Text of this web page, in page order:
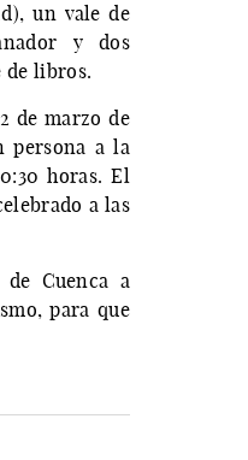
un vale de
y dos
de libros.
de marzo de
persona a la
horas. El
a las
Cuenca a
para que